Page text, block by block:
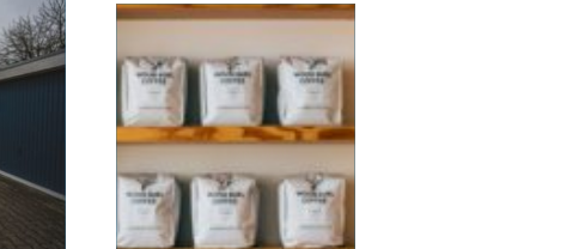
et stykke tradition og
humor på
arbejdspladsen, for
andre er d...